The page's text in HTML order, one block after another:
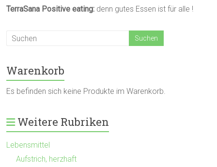
TerraSana Positive eating: denn gutes Essen ist für alle !
Warenkorb
Es befinden sich keine Produkte im Warenkorb.
Weitere Rubriken
Lebensmittel
Aufstrich, herzhaft